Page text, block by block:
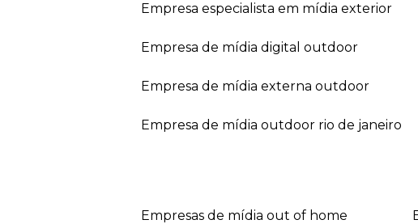
empresa especialista em mídia exterior
empresa de mídia digital outdoor
empresa de mídia externa outdoor
empresa de mídia outdoor rio de janeiro
empresas de mídia out of home